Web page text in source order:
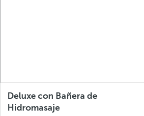
Deluxe con Bañera de
Hidromasaje